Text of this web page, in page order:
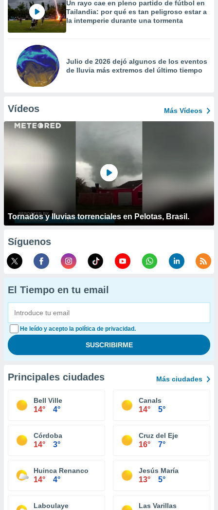
Un rayo cae en pleno partido de fútbol en
Tailandia: por qué es tan peligroso estar a
la intemperie durante una tormenta
Julio de 2026 dejó algunos de los eventos
de lluvia más extremos del último tiempo
Vídeos Más Vídeos
Tornados y lluvias torrenciales en Pelotas, Brasil.
Síguenos
El Tiempo en tu email
He leído y acepto la política de privacidad.
Principales ciudades Más ciudades
Bell Ville
14° 4°
Canals
14° 5°
Córdoba
14° 3°
Cruz del Eje
16° 7°
Huinca Renanco
14° 4°
Jesús María
13° 5°
Laboulaye Las Varillas